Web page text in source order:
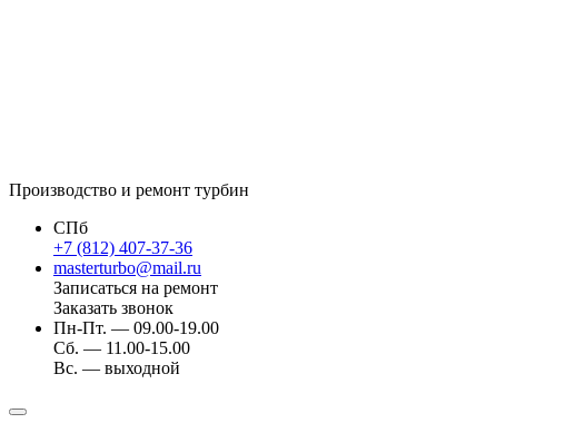
Производство и ремонт турбин
СПб
+7 (812) 407-37-36
masterturbo@mail.ru
Записаться на ремонт
Заказать звонок
Пн-Пт. — 09.00-19.00
Сб. — 11.00-15.00
Вс. — выходной